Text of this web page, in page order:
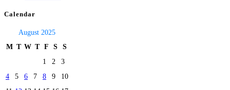
Calendar
August 2025
M T W T F S
S
1
2
3
4
5 6 7 8 9
10